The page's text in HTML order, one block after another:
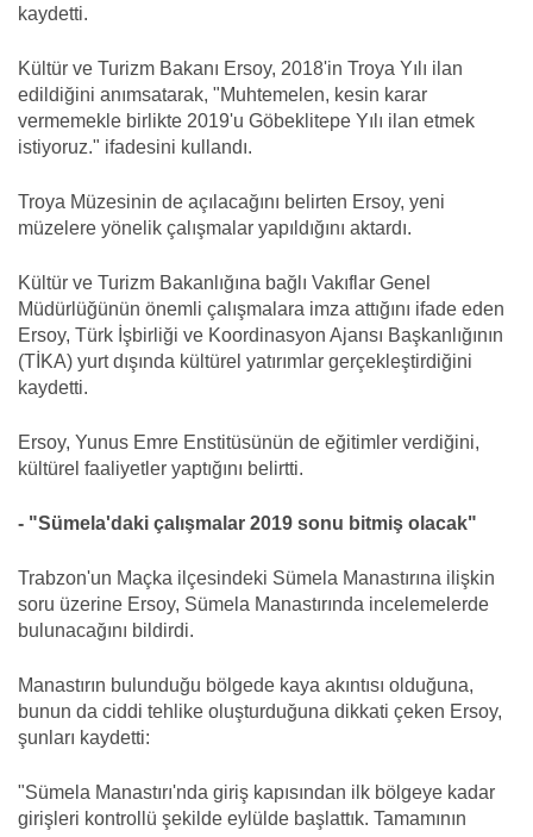
kaydetti.
Kültür ve Turizm Bakanı Ersoy, 2018'in Troya Yılı ilan
edildiğini anımsatarak, "Muhtemelen, kesin karar
vermemekle birlikte 2019'u Göbeklitepe Yılı ilan etmek
istiyoruz." ifadesini kullandı.
Troya Müzesinin de açılacağını belirten Ersoy, yeni
müzelere yönelik çalışmalar yapıldığını aktardı.
Kültür ve Turizm Bakanlığına bağlı Vakıflar Genel
Müdürlüğünün önemli çalışmalara imza attığını ifade eden
Ersoy, Türk İşbirliği ve Koordinasyon Ajansı Başkanlığının
(TİKA) yurt dışında kültürel yatırımlar gerçekleştirdiğini
kaydetti.
Ersoy, Yunus Emre Enstitüsünün de eğitimler verdiğini,
kültürel faaliyetler yaptığını belirtti.
- "Sümela'daki çalışmalar 2019 sonu bitmiş olacak"
Trabzon'un Maçka ilçesindeki Sümela Manastırına ilişkin
soru üzerine Ersoy, Sümela Manastırında incelemelerde
bulunacağını bildirdi.
Manastırın bulunduğu bölgede kaya akıntısı olduğuna,
bunun da ciddi tehlike oluşturduğuna dikkati çeken Ersoy,
şunları kaydetti:
"Sümela Manastırı'nda giriş kapısından ilk bölgeye kadar
girişleri kontrollü şekilde eylülde başlattık. Tamamının